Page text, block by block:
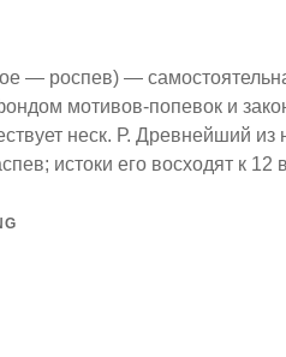
— роспев) —
мотивов-попевок и
неск. Р. Древнейший
истоки его восходят к 12